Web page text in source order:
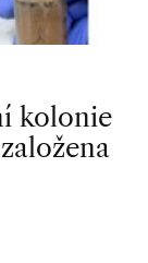
kolonie